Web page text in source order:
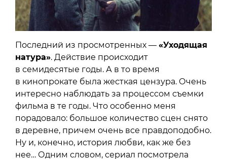
Последний из просмотренных — «Уходящая
натура». Действие происходит
в семидесятые годы. А в то время
в кинопрокате была жесткая цензура. Очень
интересно наблюдать за процессом съемки
фильма в те годы. Что особенно меня
порадовало: большое количество сцен снято
в деревне, причем очень все правдоподобно.
Ну и, конечно, история любви, как же без
нее… Одним словом, сериал посмотрела